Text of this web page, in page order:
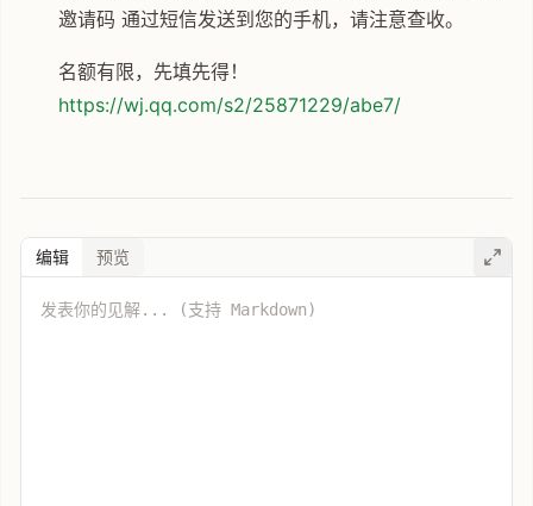
邀请码 通过短信发送到您的手机，请注意查收。
名额有限，先填先得！
https://wj.qq.com/s2/25871229/abe7/
编辑 预览